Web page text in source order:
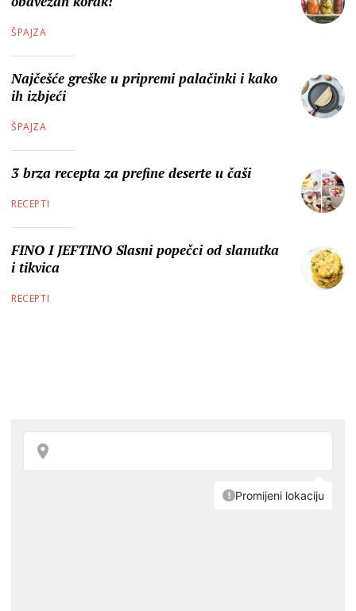
ŠPAJZA
Najčešće greške u pripremi palačinki i kako
ih izbjeći
ŠPAJZA
3 brza recepta za prefine deserte u čaši
RECEPTI
FINO I JEFTINO Slasni popečci od slanutka
i tikvica
RECEPTI